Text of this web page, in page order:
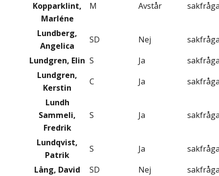
Kopparklint,
Marléne
M Avstår
Lundberg,
Angelica
SD Nej
Lundgren, Elin S Ja
Lundgren,
Kerstin
C Ja
Lundh
Sammeli,
Fredrik
S Ja
Lundqvist,
Patrik
S Ja
Lång, David
SD Nej